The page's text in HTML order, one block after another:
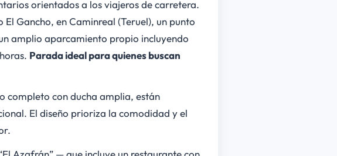
orientados a los viajeros de carretera.
Gancho, en Caminreal (Teruel), un punto
amplio aparcamiento propio incluyendo
Parada ideal para quienes buscan
completo con ducha amplia, están
El diseño prioriza la comodidad y el